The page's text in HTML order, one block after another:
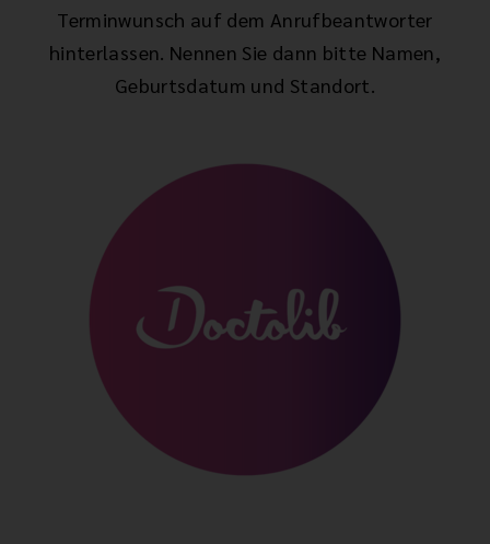
Terminwunsch auf dem Anrufbeantworter
hinterlassen. Nennen Sie dann bitte Namen,
Geburtsdatum und Standort.